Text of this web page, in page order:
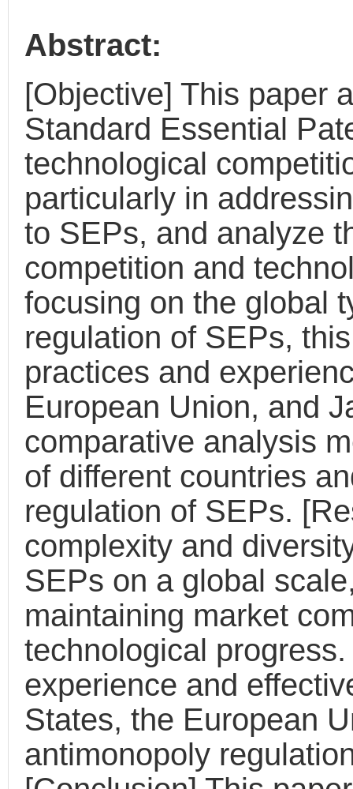
Abstract:
[Objective] This paper
Standard Essential
technological
particularly in
to SEPs, and analyze
competition and
focusing on the global
regulation of SEPs,
practices and
European Union, and
comparative analysis
of different countries
regulation of SEPs.
complexity and
SEPs on a global
maintaining market
technological
experience and
States, the European
antimonopoly